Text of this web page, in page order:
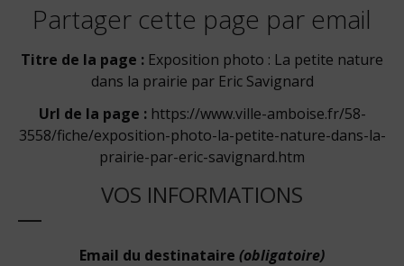
Partager cette page par email
Titre de la page : Exposition photo : La petite nature
dans la prairie par Eric Savignard
Url de la page :https://www.ville-amboise.fr/58-
3558/fiche/exposition-photo-la-petite-nature-dans-la-
prairie-par-eric-savignard.htm
VOS INFORMATIONS
Email du destinataire (obligatoire)